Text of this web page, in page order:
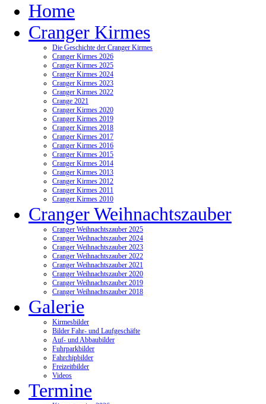
Home
Cranger Kirmes
Die Geschichte der Cranger Kirmes
Cranger Kirmes 2026
Cranger Kirmes 2025
Cranger Kirmes 2024
Cranger Kirmes 2023
Cranger Kirmes 2022
Crange 2021
Cranger Kirmes 2020
Cranger Kirmes 2019
Cranger Kirmes 2018
Cranger Kirmes 2017
Cranger Kirmes 2016
Cranger Kirmes 2015
Cranger Kirmes 2014
Cranger Kirmes 2013
Cranger Kirmes 2012
Cranger Kirmes 2011
Cranger Kirmes 2010
Cranger Weihnachtszauber
Cranger Weihnachtszauber 2025
Cranger Weihnachtszauber 2024
Cranger Weihnachtszauber 2023
Cranger Weihnachtszauber 2022
Cranger Weihnachtszauber 2021
Cranger Weihnachtszauber 2020
Cranger Weihnachtszauber 2019
Cranger Weihnachtszauber 2018
Galerie
Kirmesbilder
Bilder Fahr- und Laufgeschäfte
Auf- und Abbaubilder
Fuhrparkbilder
Fahrchipbilder
Freizeitbilder
Videos
Termine